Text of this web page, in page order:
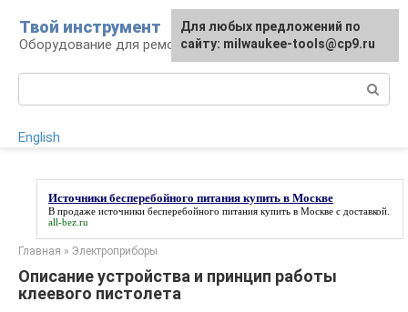
контенту
Твой инструмент
Оборудование для ремонтных работ
English
Источники бесперебойного питания купить в Москве
В продаже источники бесперебойного питания купить в Москве с доставкой.
all-bez.ru
Главная » Электроприборы
Описание устройства и принцип работы
клеевого пистолета
Для любых предложений по
сайту: milwaukee-tools@cp9.ru